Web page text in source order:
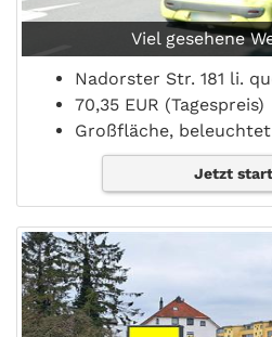
Viel gesehene
Nadorster Str. 181 li.
70,35 EUR (Tagespreis)
Großfläche, beleuchtet
Jetzt